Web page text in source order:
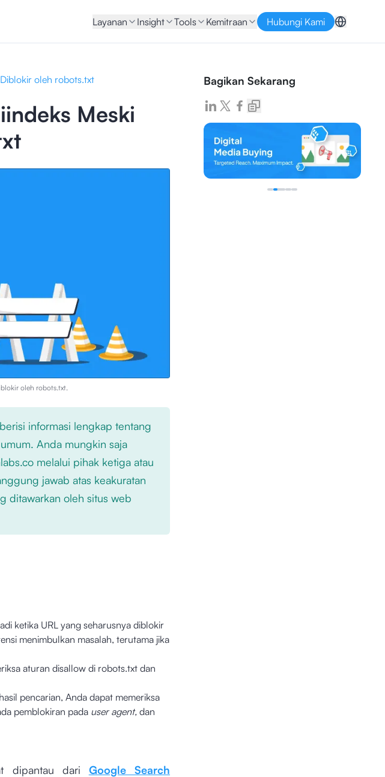
Layanan Insight Tools Kemitraan Hubungi Kami
oleh robots.txt
Meski
oleh robots.txt.
informasi lengkap tentang
Anda mungkin saja
melalui pihak ketiga atau
jawab atas keakuratan
ditawarkan oleh situs web
ketika URL yang seharusnya diblokir
menimbulkan masalah, terutama jika
aturan disallow di robots.txt dan
pencarian, Anda dapat memeriksa
pemblokiran pada user agent, dan
dipantau dari Google Search
Bagikan Sekarang